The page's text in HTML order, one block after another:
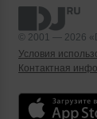
© 2001 — 2026
Условия
Контактная